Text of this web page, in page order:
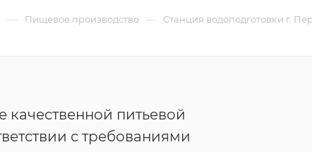
— Пищевое производство — Станция водоподготовки г.
качественной питьевой
с требованиями